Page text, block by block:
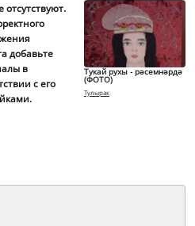
добавьте
в
с его
Тукай рухы - рәсемнәрдә
(ФОТО)
Тулырак